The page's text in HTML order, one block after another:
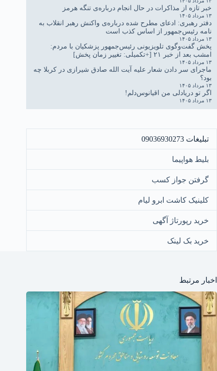
خبر تازه از مذاکرات در حال انجام درباره‌ی تنگه هرمز
۱۳ مرداد ۱۴۰۵
دفتر رهبری: ادعای مطرح شده درباره‌ی واکنش رهبر انقلاب به
نامه رئیس‌جمهور از اساس کذب است
۱۳ مرداد ۱۴۰۵
پخش گفت‌وگوی تلویزیونی رئیس‌جمهور پزشکیان با مردم:
امشب بعد از خبر ۲۱ [+تکمیلی: تغییر زمان پخش]
۱۳ مرداد ۱۴۰۵
ماجرای سر دادن شعار علیه آیت الله صادق شیرازی در کربلا چه
بود؟
۱۳ مرداد ۱۴۰۵
اگر تو دریادلی من اقیانوس‌دلم!
۱۳ مرداد ۱۴۰۵
تبلیغات 09036930273
بلیط هواپیما
گرفتن جواز کسب
کلینیک کاشت ابرو لیام
خرید رپورتاژ آگهی
خرید بک لینک
اخبار مرتبط